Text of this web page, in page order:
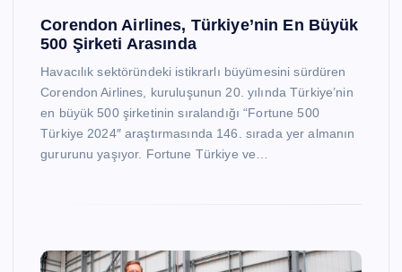
Corendon Airlines, Türkiye’nin En Büyük
500 Şirketi Arasında
Havacılık sektöründeki istikrarlı büyümesini sürdüren
Corendon Airlines, kuruluşunun 20. yılında Türkiye’nin
en büyük 500 şirketinin sıralandığı “Fortune 500
Türkiye 2024″ araştırmasında 146. sırada yer almanın
gururunu yaşıyor. Fortune Türkiye ve…